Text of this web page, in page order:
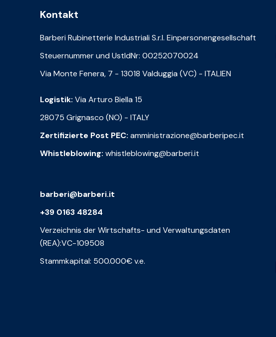
Kontakt
Barberi Rubinetterie Industriali S.r.l. Einpersonengesellschaft
Steuernummer und UstIdNr: 00252070024
Via Monte Fenera, 7 - 13018 Valduggia (VC) - ITALIEN
Logistik: Via Arturo Biella 15
28075 Grignasco (NO) - ITALY
Zertifizierte Post PEC: amministrazione@barberipec.it
Whistleblowing: whistleblowing@barberi.it
barberi@barberi.it
+39 0163 48284
Verzeichnis der Wirtschafts- und Verwaltungsdaten
(REA):VC-109508
Stammkapital: 500.000€ v.e.